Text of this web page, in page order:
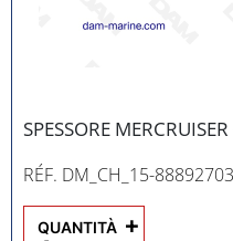
SPESSORE
RÉF. DM_CH_15-
QUANTITÀ +